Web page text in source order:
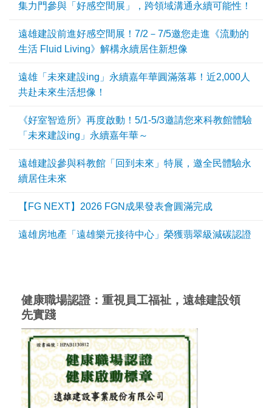
集力門參與「好感空間展」，跨領域溝通永續可能性！
遠雄建設前進好感空間展！7/2－7/5邀您走進《流動的
生活 Fluid Living》解構永續居住新想像
遠雄「未來建設ing」永續嘉年華圓滿落幕！近2,000人
共赴未來生活想像！
《好室智造所》再度啟動！5/1-5/3邀請您來科教館體驗
「未來建設ing」永續嘉年華～
遠雄建設參與科教館「回到未來」特展，邀全民體驗永
續居住未來
【FG NEXT】2026 FGN成果發表會圓滿完成
遠雄房地產「遠雄樂元接待中心」榮獲翡翠級減碳認證
健康職場認證：重視員工福祉，遠雄建設領
先實踐